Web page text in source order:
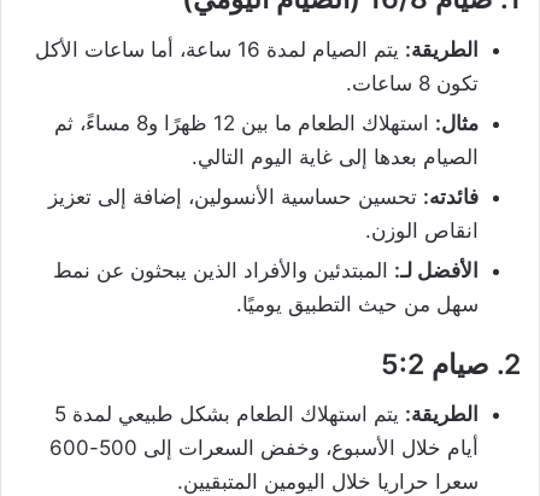
الطريقة:
يتم الصيام لمدة 16 ساعة، أما ساعات الأكل
تكون 8 ساعات.
مثال:
استهلاك الطعام ما بين 12 ظهرًا و8 مساءً، ثم
الصيام بعدها إلى غاية اليوم التالي.
فائدته: تحسين حساسية الأنسولين، إضافة إلى تعزيز
انقاص الوزن.
الأفضل لـ: المبتدئين والأفراد الذين يبحثون عن نمط
سهل من حيث التطبيق يوميًا.
2. صيام 5:2
الطريقة:
يتم استهلاك الطعام بشكل طبيعي لمدة 5
أيام خلال الأسبوع، وخفض السعرات إلى 500-600
سعرا حراريا خلال اليومين المتبقيين.